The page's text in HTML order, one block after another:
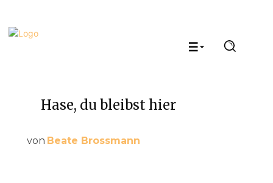
Hase, du bleibst hier
von Beate Brossmann